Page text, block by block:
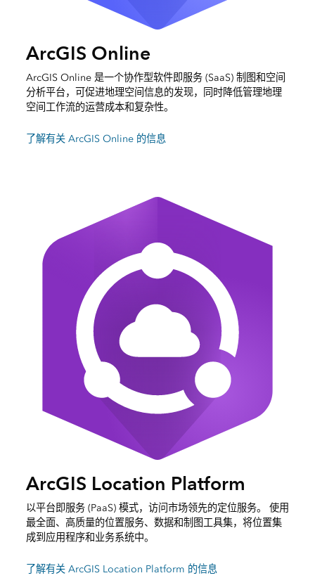
ArcGIS Online
ArcGIS Online 是一个协作型软件即服务 (SaaS) 制图和空间
分析平台，可促进地理空间信息的发现，同时降低管理地理
空间工作流的运营成本和复杂性。
了解有关 ArcGIS Online 的信息
ArcGIS Location Platform
以平台即服务 (PaaS) 模式，访问市场领先的定位服务。 使用
最全面、高质量的位置服务、数据和制图工具集，将位置集
成到应用程序和业务系统中。
了解有关 ArcGIS Location Platform 的信息